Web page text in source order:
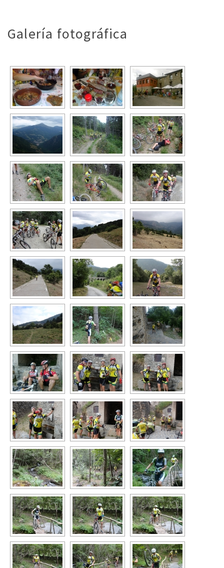
Galería fotográfica